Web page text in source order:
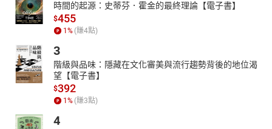
時間的起源：史蒂芬．霍金的最終理論【電子書】
$455
1 % (賺4點)
3
階級與品味：隱藏在文化審美與流行趨勢背後的地位渴
望【電子書】
$392
1 % (賺3點)
4